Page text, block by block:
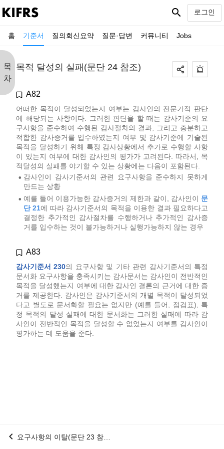
홈 기준서 질의회신요약 질문·답변 커뮤니티 Jobs
search 로그인
목
차
목적 달성의 실패(문단 24 참조)
A82
어떠한 목적이 달성되었는지 여부는 감사인의 전문가적 판단
에 해당되는 사항이다. 그러한 판단을 할 때는 감사기준의 요
구사항을 준수하여 수행된 감사절차의 결과, 그리고 충분하고
적합한 감사증거를 입수하였는지 여부 및 감사기준에 기술된
목적을 달성하기 위해 특정 감사상황에서 추가로 수행할 사항
이 있는지 여부에 대한 감사인의 평가가 고려된다. 따라서, 목
적달성의 실패를 야기할 수 있는 상황에는 다음이 포함된다.
• 감사인이 감사기준서의 관련 요구사항을 준수하지 못하게
만드는 상황
• 예를 들어 이용가능한 감사증거의 제한과 같이, 감사인이 문
단 21에 따라 감사기준서의 목적을 이용한 결과 필요하다고
결정한 추가적인 감사절차를 수행하거나 추가적인 감사증
거를 입수하는 것이 불가능하거나 실행가능하지 않는 경우
A83
감사기준서 230의 요구사항 및 기타 관련 감사기준서의 특정
문서화 요구사항을 충족시키는 감사문서는 감사인이 전반적인
목적을 달성했는지 여부에 대한 감사인 결론의 근거에 대한 증
거를 제공한다. 감사인은 감사기준서의 개별 목적이 달성되었
다고 별도로 문서화할 필요는 없지만 (예를 들어, 점검표), 특
정 목적의 달성 실패에 대한 문서화는 그러한 실패에 따라 감
사인이 전반적인 목적을 달성할 수 없었는지 여부를 감사인이
평가하는 데 도움을 준다.
chevron_left